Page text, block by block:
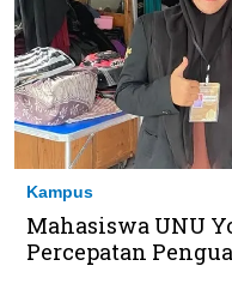
Kampus
Mahasiswa UNU
Percepatan